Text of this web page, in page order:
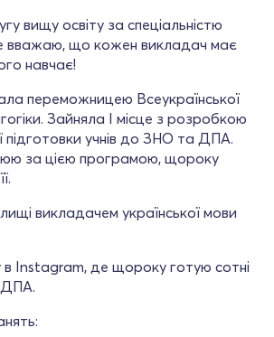
вищу освіту за спеціальністю
вважаю, що кожен викладач має
навчає!
переможницею Всеукраїнської
Зайняла І місце з розробкою
підготовки учнів до ЗНО та ДПА.
за цією програмою, щороку
викладачем української мови
Instagram, де щороку готую сотні
ДПА.